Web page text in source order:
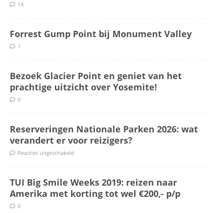
14
Forrest Gump Point bij Monument Valley
1
Bezoek Glacier Point en geniet van het
prachtige uitzicht over Yosemite!
0
Reserveringen Nationale Parken 2026: wat
verandert er voor reizigers?
Reacties uitgeschakeld
TUI Big Smile Weeks 2019: reizen naar
Amerika met korting tot wel €200,- p/p
0